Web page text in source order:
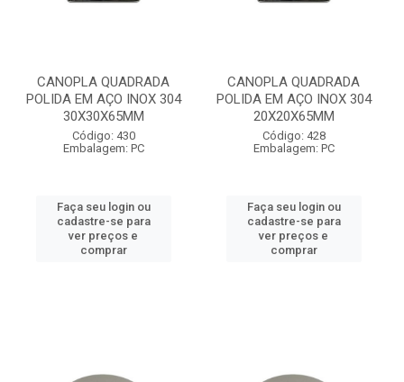
CANOPLA QUADRADA
POLIDA EM AÇO INOX 304
30X30X65MM
Código: 430
Embalagem: PC
Faça seu login ou
cadastre-se para
ver preços e
comprar
CANOPLA QUADRADA
POLIDA EM AÇO INOX 304
20X20X65MM
Código: 428
Embalagem: PC
Faça seu login ou
cadastre-se para
ver preços e
comprar